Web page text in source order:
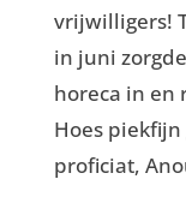
vrijwilligers!
in juni
horeca in en
Hoes
proficiat,